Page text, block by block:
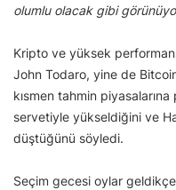
olumlu olacak gibi
Kripto ve yüksek
John Todaro, yine de
kısmen tahmin
servetiyle yükseldiğini ve
düştüğünü söyledi.
Seçim gecesi oylar